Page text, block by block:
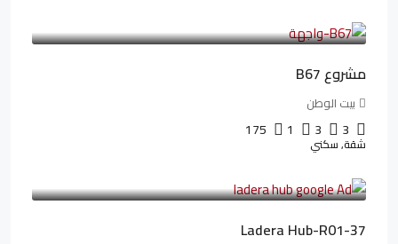
مشروع B67
بيت الوطن
3
3
1
175
شقة, سكني
Ladera Hub-R01-37